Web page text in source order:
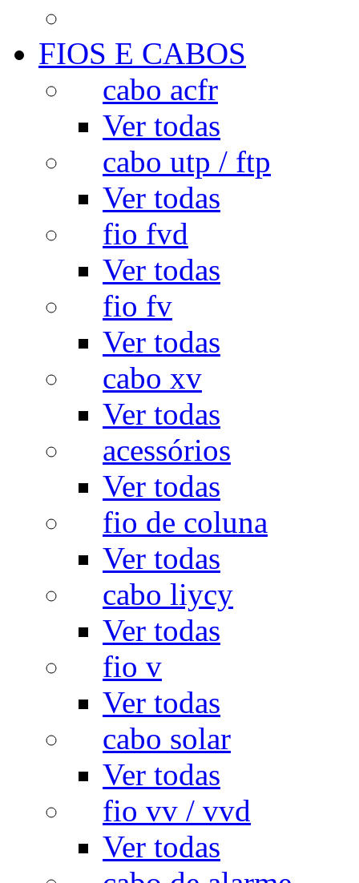
FIOS E CABOS
cabo acfr
Ver todas
cabo utp / ftp
Ver todas
fio fvd
Ver todas
fio fv
Ver todas
cabo xv
Ver todas
acessórios
Ver todas
fio de coluna
Ver todas
cabo liycy
Ver todas
fio v
Ver todas
cabo solar
Ver todas
fio vv / vvd
Ver todas